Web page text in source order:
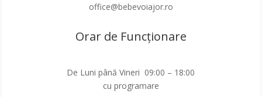
office@bebevoiajor.ro
Orar de Funcționare
De Luni până Vineri 09:00 – 18:00
cu programare